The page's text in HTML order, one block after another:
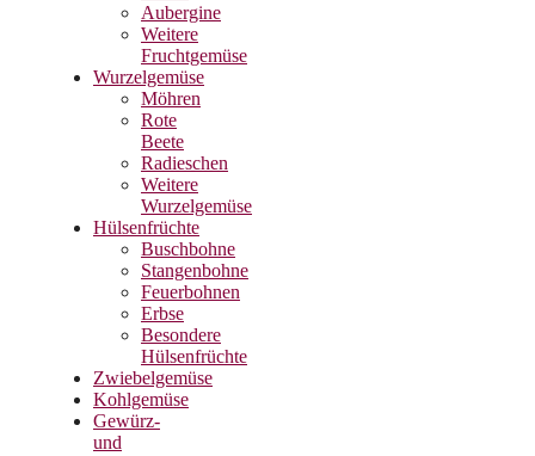
Aubergine
Weitere
Fruchtgemüse
Wurzelgemüse
Möhren
Rote
Beete
Radieschen
Weitere
Wurzelgemüse
Hülsenfrüchte
Buschbohne
Stangenbohne
Feuerbohnen
Erbse
Besondere
Hülsenfrüchte
Zwiebelgemüse
Kohlgemüse
Gewürz-
und